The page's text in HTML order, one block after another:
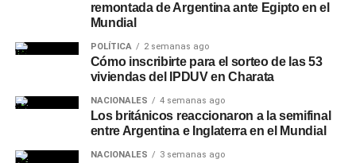
remontada de Argentina ante Egipto en el
Mundial
POLÍTICA 2 semanas ago
Cómo inscribirte para el sorteo de las 53
viviendas del IPDUV en Charata
NACIONALES 4 semanas ago
Los británicos reaccionaron a la semifinal
entre Argentina e Inglaterra en el Mundial
NACIONALES 3 semanas ago